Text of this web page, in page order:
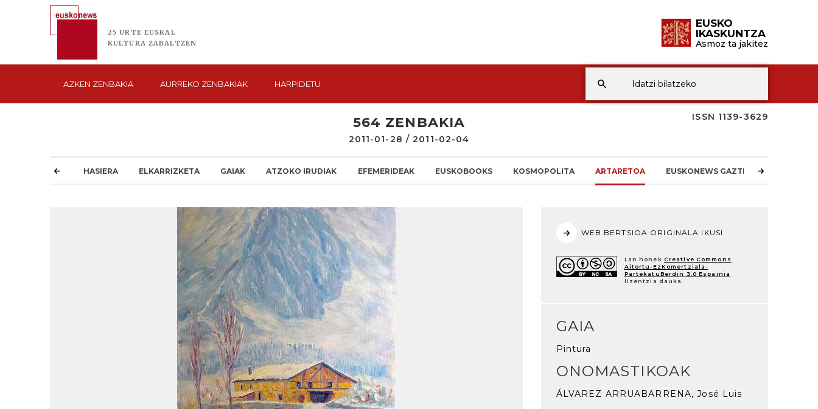
25 URTE EUSKAL
KULTURA ZABALTZEN
EUSKO
IKASKUNTZA
Asmoz ta jakitez
AZKEN ZENBAKIA AURREKO ZENBAKIAK HARPIDETU
ISSN 1139-3629
564 ZENBAKIA
2011-01-28 / 2011-02-04
HASIERA ELKARRIZKETA GAIAK ATZOKO IRUDIAK EFEMERIDEAK EUSKOBOOKS KOSMOPOLITA ARTARETOA EUSKONEWS GAZTEA
WEB BERTSIOA ORIGINALA IKUSI
Lan honek Creative Commons
Aitortu-EzKomertziala-
PartekatuBerdin 3.0 Espainia
lizentzia dauka.
GAIA
Pintura
ONOMASTIKOAK
ÁLVAREZ ARRUABARRENA, José Luis